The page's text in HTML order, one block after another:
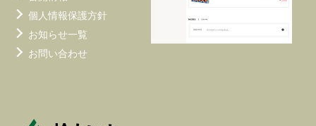
個人情報保護方針
お知らせ一覧
お問い合わせ